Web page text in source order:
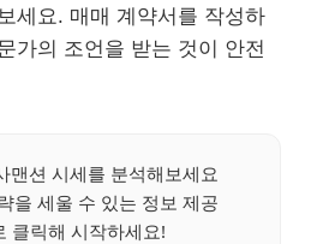
세요. 매매 계약서를 작성하
가의 조언을 받는 것이 안전
맨션 시세를 분석해보세요
을 세울 수 있는 정보 제공
클릭해 시작하세요!